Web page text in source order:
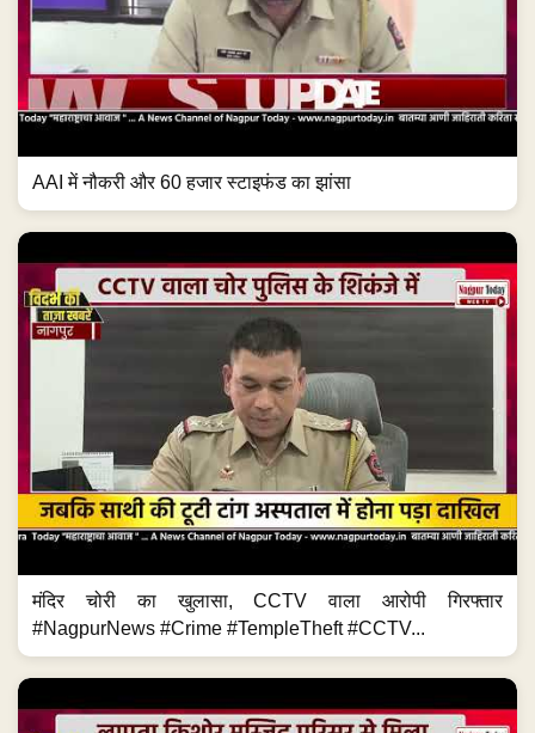
AAI में नौकरी और 60 हजार स्टाइफंड का झांसा
मंदिर चोरी का खुलासा, CCTV वाला आरोपी गिरफ्तार
#NagpurNews #Crime #TempleTheft #CCTV...